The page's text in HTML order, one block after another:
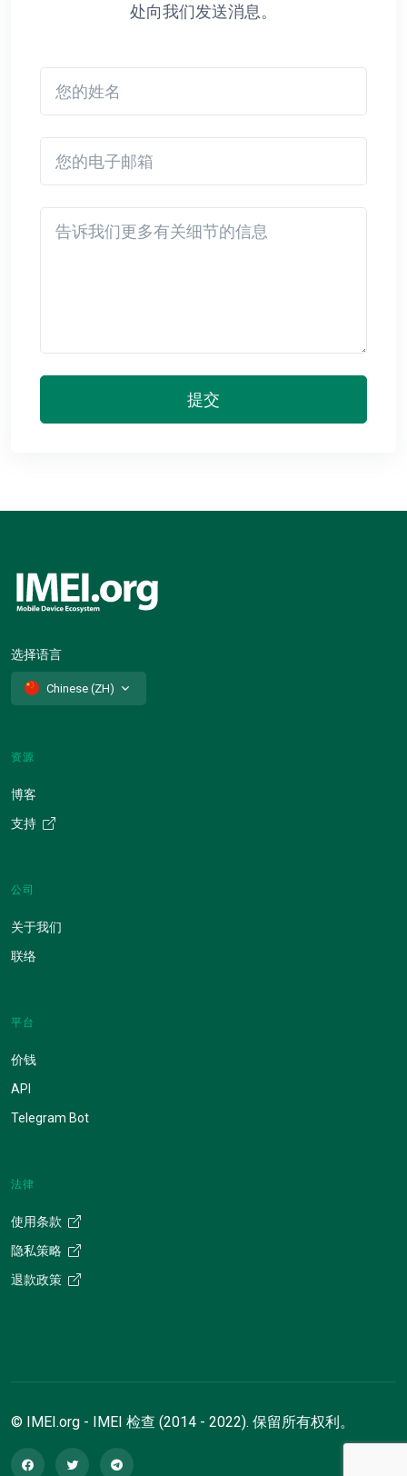
处向我们发送消息。
提交
选择语言
Chinese (ZH)
资源
博客
支持
公司
关于我们
联络
平台
价钱
API
Telegram Bot
法律
使用条款
隐私策略
退款政策
© IMEI.org - IMEI 检查 (2014 - 2022). 保留所有权利。